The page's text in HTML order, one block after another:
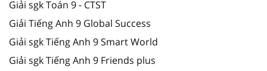
Giải sgk Toán 9 - CTST
Giải Tiếng Anh 9 Global Success
Giải sgk Tiếng Anh 9 Smart World
Giải sgk Tiếng Anh 9 Friends plus